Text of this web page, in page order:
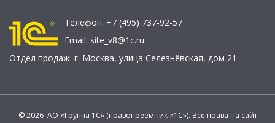
Телефон: +7 (495) 737-92-57
Email: site_v8@1c.ru
Отдел продаж: г. Москва, улица Селезнёвская, дом 21
© 2026 АО «Группа 1С» (правопреемник «1С»). Все права на сайт